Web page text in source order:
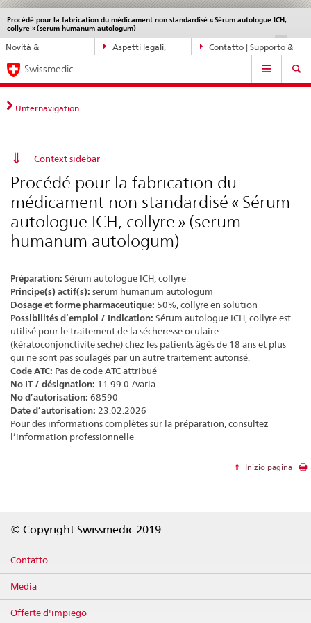
Navigazione
diretta:
novità,
aspetti
legali,
contatto
Novità &
Aspetti legali,
Contatto | Supporto &
Procédé pour la fabrication du médicament non standardisé « Sérum autologue ICH,
collyre » (serum humanum autologum)
DE IT
Service
navigation
Navigation
Swissmedic
Unternavigation
Context sidebar
Procédé pour la fabrication du
médicament non standardisé « Sérum
autologue ICH, collyre » (serum
humanum autologum)
Préparation: Sérum autologue ICH, collyre
Principe(s) actif(s): serum humanum autologum
Dosage et forme pharmaceutique: 50%, collyre en solution
Possibilités d’emploi / Indication: Sérum autologue ICH, collyre est
utilisé pour le traitement de la sécheresse oculaire
(kératoconjonctivite sèche) chez les patients âgés de 18 ans et plus
qui ne sont pas soulagés par un autre traitement autorisé.
Code ATC: Pas de code ATC attribué
No IT / désignation: 11.99.0./varia
No d’autorisation: 68590
Date d’autorisation: 23.02.2026
Pour des informations complètes sur la préparation, consultez
l’information professionnelle
Inizio pagina
© Copyright Swissmedic 2019
Contatto
Media
Offerte d'impiego